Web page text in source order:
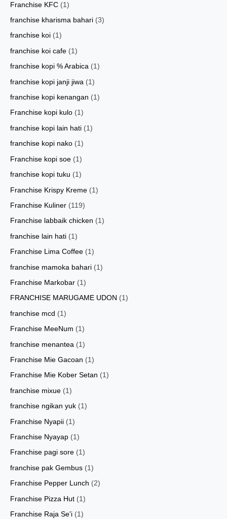
Franchise KFC (1)
franchise kharisma bahari (3)
franchise koi (1)
franchise koi cafe (1)
franchise kopi % Arabica (1)
franchise kopi janji jiwa (1)
franchise kopi kenangan (1)
Franchise kopi kulo (1)
franchise kopi lain hati (1)
franchise kopi nako (1)
Franchise kopi soe (1)
franchise kopi tuku (1)
Franchise Krispy Kreme (1)
Franchise Kuliner (119)
Franchise labbaik chicken (1)
franchise lain hati (1)
Franchise Lima Coffee (1)
franchise mamoka bahari (1)
Franchise Markobar (1)
FRANCHISE MARUGAME UDON (1)
franchise mcd (1)
Franchise MeeNum (1)
franchise menantea (1)
Franchise Mie Gacoan (1)
Franchise Mie Kober Setan (1)
franchise mixue (1)
franchise ngikan yuk (1)
Franchise Nyapii (1)
Franchise Nyayap (1)
Franchise pagi sore (1)
franchise pak Gembus (1)
Franchise Pepper Lunch (2)
Franchise Pizza Hut (1)
Franchise Raja Se'i (1)